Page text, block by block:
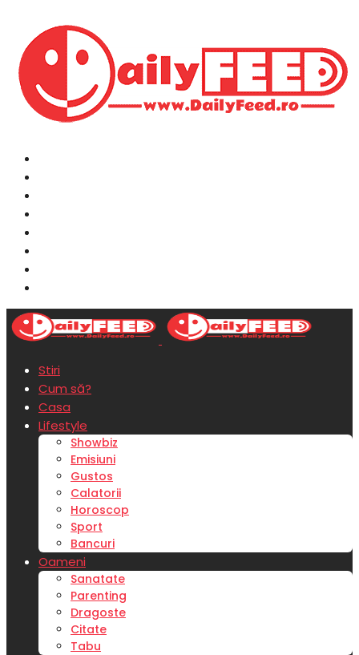
Stiri
Cum să?
Casa
Lifestyle
Showbiz
Emisiuni
Gustos
Calatorii
Horoscop
Sport
Bancuri
Oameni
Sanatate
Parenting
Dragoste
Citate
Tabu